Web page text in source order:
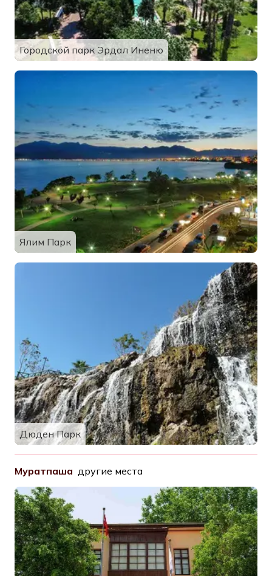
Городской парк Эрдал Иненю
Ялим Парк
Дюден Парк
Муратпаша другие места